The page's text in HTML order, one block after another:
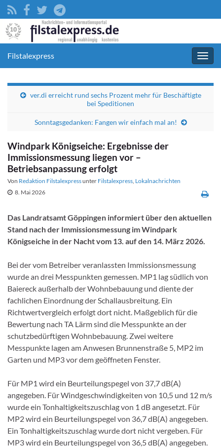
Filstalexpress
ver.di erreicht rund sechs Prozent mehr für Beschäftigte
bei Speditionen
Sonntagsgedanken: Fangen wir einfach mal an!
Windpark Königseiche: Ergebnisse der
Immissionsmessung liegen vor –
Betriebsanpassung erfolgt
Von Redaktion Filstalexpressunter Filstalexpress, Lokalnachrichten
8. Mai 2026
Das Landratsamt Göppingen informiert über den aktuellen
Stand nach der Immissionsmessung im Windpark
Königseiche in der Nacht vom 13. auf den 14. März 2026.
Bei der vom Betreiber veranlassten Immissionsmessung
wurde an drei Messpunkten gemessen. MP1 lag südlich von
Baiereck außerhalb der Wohnbebauung und diente der
fachlichen Einordnung der Schallausbreitung. Ein
Richtwertvergleich erfolgt dort nicht. Maßgeblich für die
Bewertung nach TA Lärm sind die Messpunkte an der
schutzbedürftigen Wohnbebauung. Zwei weitere
Messpunkte lagen am Anwesen Brunnenstraße 5, MP2 im
Garten und MP3 vor dem geöffneten Fenster.
Für MP1 wird ein Beurteilungspegel von 37,7 dB(A)
angegeben. Für Windgeschwindigkeiten von 10,5 und 12 m/s
wurde ein Tonhaltigkeitszuschlag von 1 dB angesetzt. Für
MP2 wird ein Beurteilungspegel von 36,7 dB(A) angegeben.
Ein Tonhaltigkeitszuschlag wurde dort nicht vergeben. Für
MP3 wird ein Beurteilungspegel von 36,5 dB(A) angegeben.